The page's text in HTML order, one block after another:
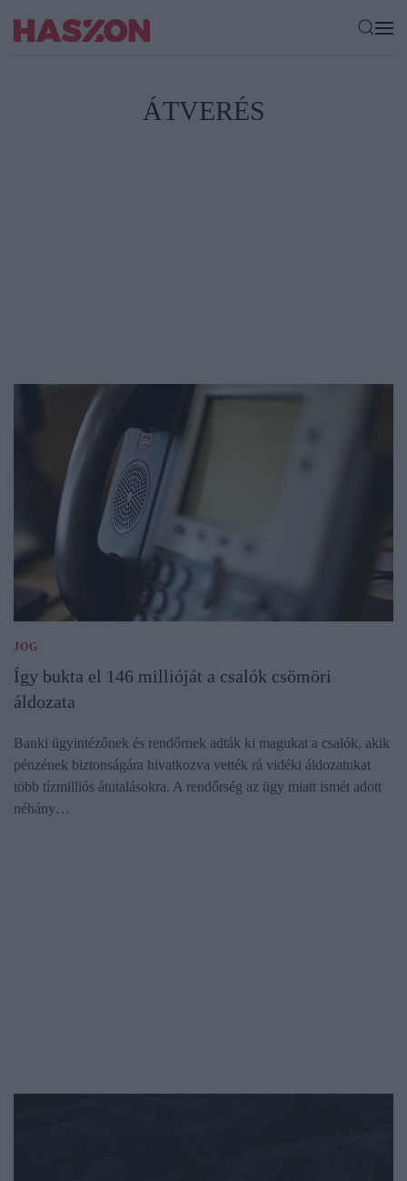
ÁTVERÉS
JOG
Így bukta el 146 millióját a csalók csömöri
áldozata
Banki ügyintézőnek és rendőrnek adták ki magukat a csalók, akik
pénzének biztonságára hivatkozva vették rá vidéki áldozatukat
több tízmilliós átutalásokra. A rendőrség az ügy miatt ismét adott
néhány…